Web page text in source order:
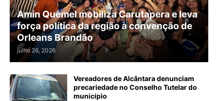
Amin Quemel mobiliza Carutapera e leva
força política da região à convenção de
Orleans Brandão
julho 26, 2026
Vereadores de Alcântara denunciam
precariedade no Conselho Tutelar do
município